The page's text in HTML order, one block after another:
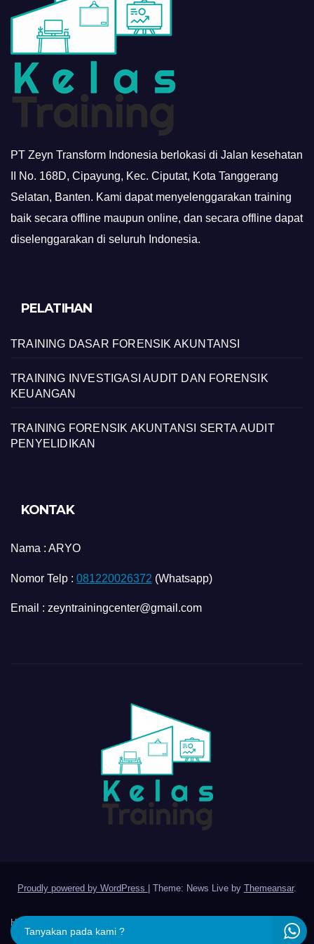
PT Zeyn Transform Indonesia berlokasi di Jalan kesehatan
II No. 168D, Cipayung, Kec. Ciputat, Kota Tanggerang
Selatan, Banten. Kami dapat menyelenggarakan training
baik secara offline maupun online, dan secara offline dapat
diselenggarakan di seluruh Indonesia.
PELATIHAN
TRAINING DASAR FORENSIK AKUNTANSI
TRAINING INVESTIGASI AUDIT DAN FORENSIK
KEUANGAN
TRAINING FORENSIK AKUNTANSI SERTA AUDIT
PENYELIDIKAN
KONTAK
Nama : ARYO
Nomor Telp : 081220026372 (Whatsapp)
Email : zeyntrainingcenter@gmail.com
Proudly powered by WordPress Theme: News Live by Themeansar.
Home
Tanyakan pada kami ?